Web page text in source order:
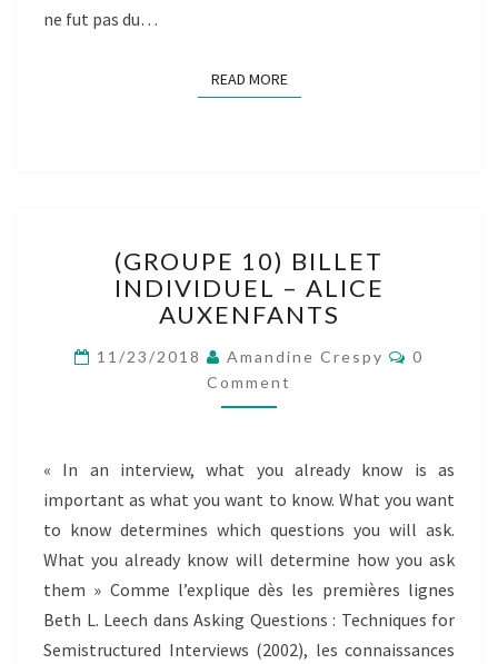
ne fut pas du…
READ MOREREAD MORE
10)
BILLET
INDIVIDUEL
ALICE
AUXENFANTS
(GROUPE 10) BILLET
INDIVIDUEL – ALICE
AUXENFANTS
11/23/2018 Amandine Crespy
0
Comment
« In an interview, what you already know is as
important as what you want to know. What you want
to know determines which questions you will ask.
What you already know will determine how you ask
them » Comme l’explique dès les premières lignes
Beth L. Leech dans Asking Questions : Techniques for
Semistructured Interviews (2002), les connaissances